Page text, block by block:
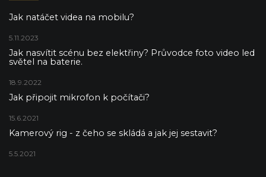
Jak natáčet videa na mobilu?
5.11.2023
Jak nasvítit scénu bez elektřiny? Průvodce foto video led
světel na baterie.
18.9.2022
Jak připojit mikrofon k počítači?
15.6.2021
Kamerový rig - z čeho se skládá a jak jej sestavit?
5.5.2021